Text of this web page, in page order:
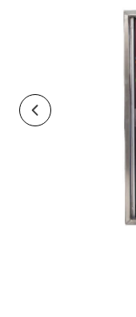
Previous